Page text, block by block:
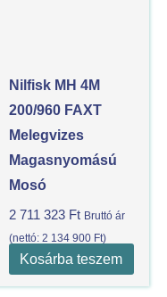
Nilfisk MH 4M
200/960 FAXT
Melegvizes
Magasnyomású
Mosó
2 711 323 Ft Bruttó ár
(nettó: 2 134 900 Ft)
Kosárba teszem